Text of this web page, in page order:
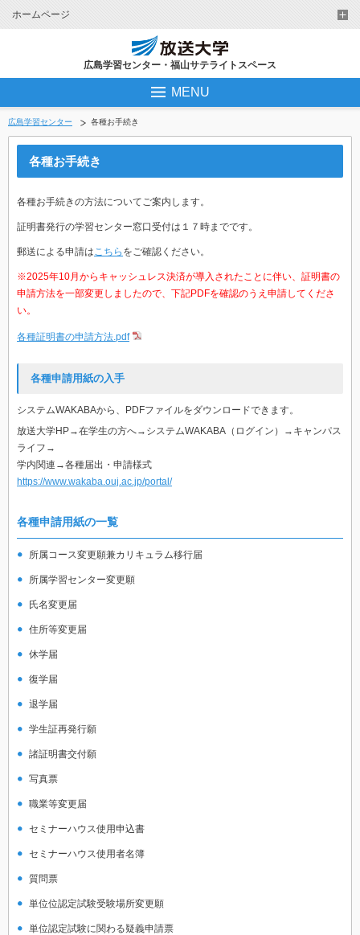
ホームページ
広島学習センター・福山サテライトスペース
MENU
広島学習センター 各種お手続き
各種お手続き
各種お手続きの方法についてご案内します。
証明書発行の学習センター窓口受付は１７時までです。
郵送による申請は こちら をご確認ください。
※2025年10月からキャッシュレス決済が導入されたことに伴い、証明書の
申請方法を一部変更しましたので、下記PDFを確認のうえ申請してくださ
い。
各種証明書の申請方法.pdf
各種申請用紙の入手
システムWAKABAから、PDFファイルをダウンロードできます。
放送大学HP→在学生の方へ→システムWAKABA（ログイン）→キャンパス
ライフ→
学内関連→各種届出・申請様式
https://www.wakaba.ouj.ac.jp/portal/
各種申請用紙の一覧
所属コース変更願兼カリキュラム移行届
所属学習センター変更願
氏名変更届
住所等変更届
休学届
復学届
退学届
学生証再発行願
諸証明書交付願
写真票
職業等変更届
セミナーハウス使用申込書
セミナーハウス使用者名簿
質問票
単位位認定試験受験場所変更願
単位認定試験に関わる疑義申請票